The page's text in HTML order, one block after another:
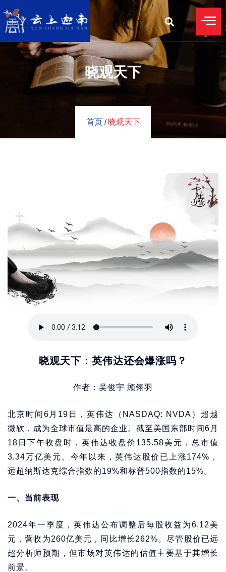
晓观天下
首页 / 晓观天下
晓观天下：英伟达还会爆涨吗？
作者：吴俊宇 顾翎羽
北京时间6月19日，英伟达（NASDAQ: NVDA）超越
微软，成为全球市值最高的企业。截至美国东部时间6月
18日下午收盘时，英伟达收盘价135.58美元，总市值
3.34万亿美元。今年以来，英伟达股价已上涨174%，
远超纳斯达克综合指数的19%和标普500指数的15%。
一、当前表现
2024年一季度，英伟达公布调整后每股收益为6.12美
元，营收为260亿美元，同比增长262%。尽管股价已远
超分析师预期，但市场对英伟达的估值主要基于其增长
前景。